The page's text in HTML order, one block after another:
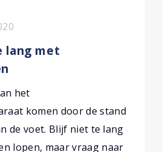
lang met
het
komen door de stand
de voet. Blijf niet te lang
lopen, maar vraag naar